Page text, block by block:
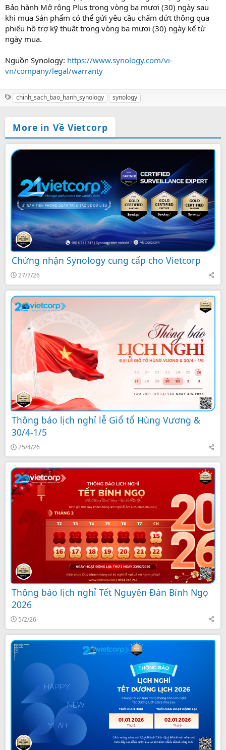
Bảo hành Mở rộng Plus trong vòng ba mươi (30) ngày sau
khi mua Sản phẩm có thể gửi yêu cầu chấm dứt thông qua
phiếu hỗ trợ kỹ thuật trong vòng ba mươi (30) ngày kể từ
ngày mua.
Nguồn Synology: https://www.synology.com/vi-
vn/company/legal/warranty
T
a
chinh_sach_bao_hanh_synology synology
More in Về Vietcorp
Chứng nhận Synology cung cấp cho Vietcorp
27/7/26
Thông báo lịch nghỉ lễ Giổ tổ Hùng Vương &
30/4-1/5
25/4/26
Thông báo lịch nghỉ Tết Nguyên Đán Bính Ngọ
2026
5/2/26